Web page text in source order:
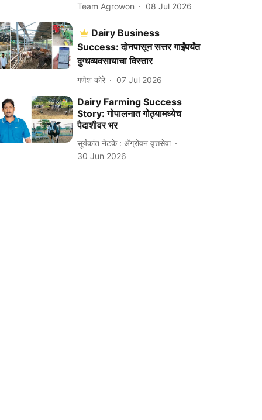
Team Agrowon 08 Jul 2026
Dairy Business
Success: दोनपासून सत्तर गाईंपर्यंत
दुग्धव्यवसायाचा विस्तार
गणेश कोरे 07 Jul 2026
Dairy Farming Success
Story: गोपालनात गोठ्यामध्येच
पैदाशीवर भर
सूर्यकांत नेटके : ॲग्रोवन वृत्तसेवा
30 Jun 2026